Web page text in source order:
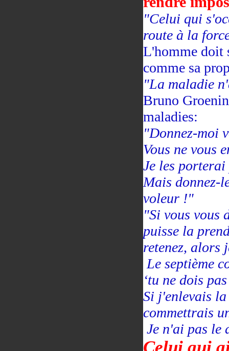
"Celui qui
route à la
L'homme doit
comme sa
"La maladie
Bruno
maladies:
"Donnez-moi
Vous ne vous
Je les
Mais donnez-
voleur !"
"Si vous vous
puisse la
retenez, alors
Le septième
‘tu ne dois
Si j'enlevais
commettrais
Je n'ai pas le